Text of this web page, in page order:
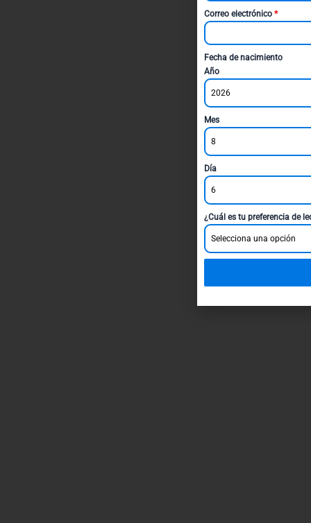
Correo electrónico *
Fecha de nacimiento
Año
2026
Mes
8
Día
6
¿Cuál es tu preferencia de
Selecciona una opción